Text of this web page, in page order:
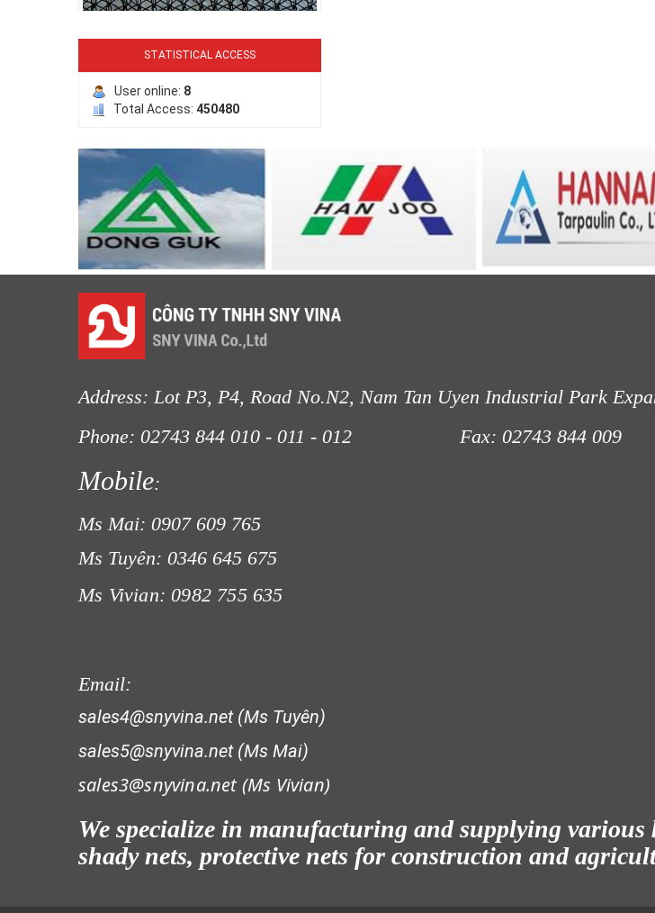
LƯỚI HÀNG RÀO HÌNH VUÔNG
LƯỚI NUÔI TRỒNG HẢI SẢN
LƯỚI CHẮN CÔN TRÙNG
STATISTICAL ACCESS
User online: 8
Total Access: 450480
Address: Lot P3, P4, Road No.N2, Nam Tan Uyen Industrial Park
Phone: 02743 844 010 - 011 - 012 Fax: 02743 844 009
Mobile:
Ms Mai: 0907 609 765
Ms Tuyên: 0346 645 675
Ms Vivian: 0982 755 635
Email:
sales4@snyvina.net (Ms Tuyên)
sales5@snyvina.net (Ms Mai)
sales3@snyvina.net (Ms Vivian)
We specialize in manufacturing and supplying
shady nets, protective nets for construction and